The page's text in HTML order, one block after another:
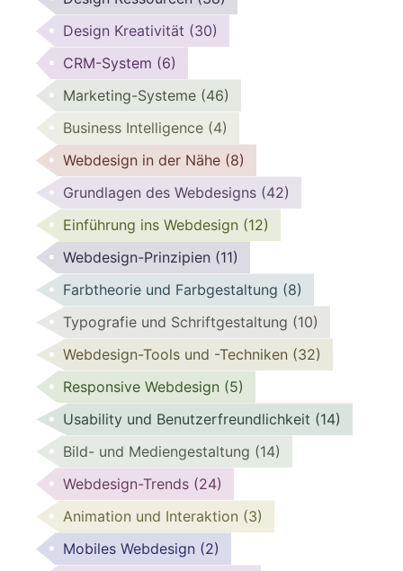
Design Kreativität (30)
CRM-System (6)
Marketing-Systeme (46)
Business Intelligence (4)
Webdesign in der Nähe (8)
Grundlagen des Webdesigns (42)
Einführung ins Webdesign (12)
Webdesign-Prinzipien (11)
Farbtheorie und Farbgestaltung (8)
Typografie und Schriftgestaltung (10)
Webdesign-Tools und -Techniken (32)
Responsive Webdesign (5)
Usability und Benutzerfreundlichkeit (14)
Bild- und Mediengestaltung (14)
Webdesign-Trends (24)
Animation und Interaktion (3)
Mobiles Webdesign (2)